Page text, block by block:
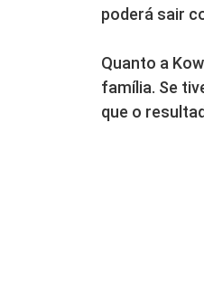
poderá sair
Quanto a
família. Se
que o